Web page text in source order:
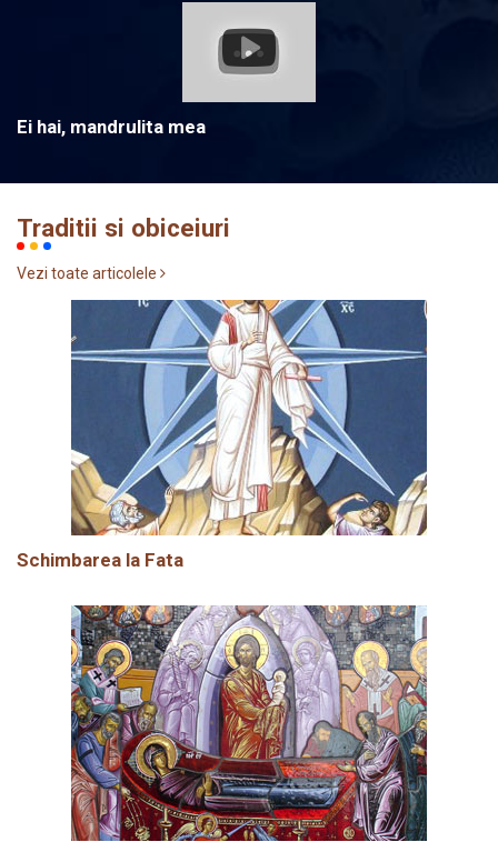
Ei hai, mandrulita mea
Traditii si obiceiuri
Vezi toate articolele
Schimbarea la Fata